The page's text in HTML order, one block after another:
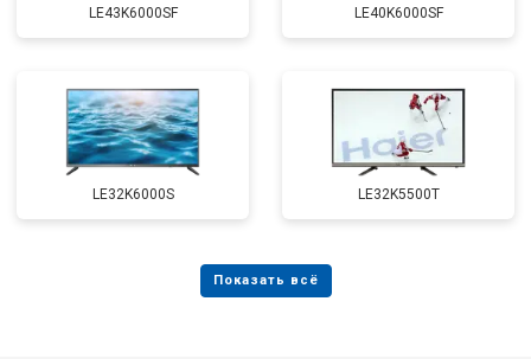
LE43K6000SF LE40K6000SF
LE32K6000S LE32K5500T